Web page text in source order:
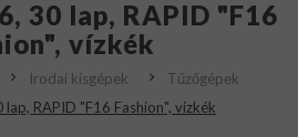
30 lap, RAPID "F16
vízkék
Irodai kisgépek
Tűzőgépek
RAPID "F16 Fashion", vízkék